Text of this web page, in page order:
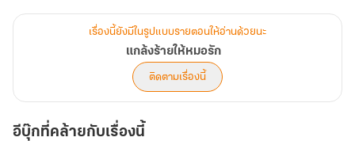
เรื่องนี้ยังมีในรูปแบบรายตอนให้อ่านด้วยนะ
แกล้งร้ายให้หมอรัก
ติดตามเรื่องนี้
อีบุ๊กที่คล้ายกับเรื่องนี้